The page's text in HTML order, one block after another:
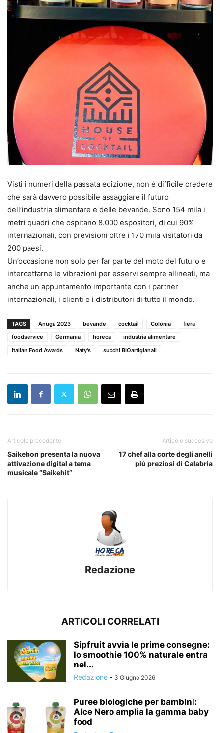
Visti i numeri della passata edizione, non è difficile credere
che sarà davvero possibile assaggiare il futuro
dell’industria alimentare e delle bevande. Sono 154 mila i
metri quadri che ospitano 8.000 espositori, di cui 90%
internazionali, con previsioni oltre i 170 mila visitatori da
200 paesi.
Un’occasione non solo per far parte del moto del futuro e
intercettarne le vibrazioni per esservi sempre allineati, ma
anche un appuntamento importante con i partner
internazionali, i clienti e i distributori di tutto il mondo.
TAGS Anuga 2023 bevande cocktail Colonia
fiera
foodservice
Germania horeca
industria alimentare
Italian Food Awards
Naty's succhi BIOartigianali
Articolo precedente
Saikebon presenta la nuova
attivazione digital a tema
musicale “Saikehit”
Articolo succesivo
17 chef alla corte degli anelli
più preziosi di Calabria
Redazione
ARTICOLI CORRELATI
Sipfruit avvia le prime consegne:
lo smoothie 100% naturale entra
nel...
Redazione - 3 Giugno 2026
Puree biologiche per bambini:
Alce Nero amplia la gamma baby
food